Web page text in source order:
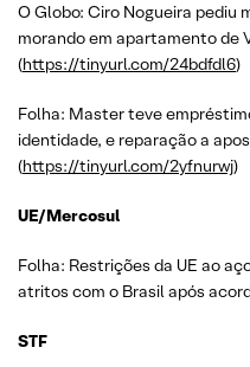
O Globo: Ciro Nogueira pediu
morando em apartamento de
(https://tinyurl.com/24bdfdl6)
Folha: Master teve
identidade, e reparação a
(https://tinyurl.com/2yfnurwj)
UE/Mercosul
Folha: Restrições da UE ao
atritos com o Brasil após
STF